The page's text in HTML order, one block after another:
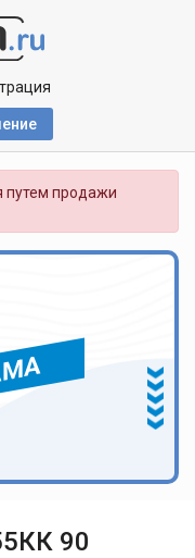
путем продажи
90